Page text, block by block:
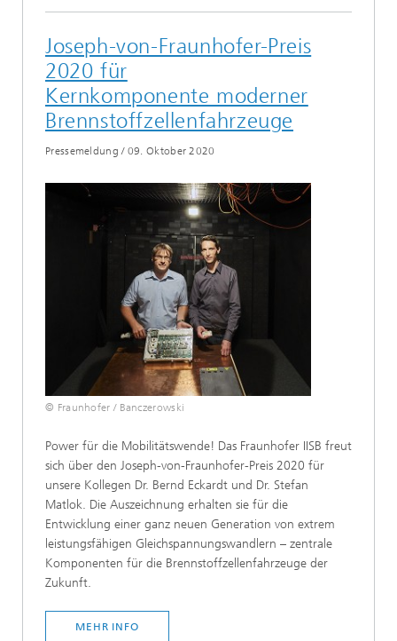
Joseph-von-Fraunhofer-Preis
2020 für
Kernkomponente moderner
Brennstoffzellenfahrzeuge
Pressemeldung / 09. Oktober 2020
© Fraunhofer / Banczerowski
Power für die Mobilitätswende! Das Fraunhofer IISB freut
sich über den Joseph-von-Fraunhofer-Preis 2020 für
unsere Kollegen Dr. Bernd Eckardt und Dr. Stefan
Matlok. Die Auszeichnung erhalten sie für die
Entwicklung einer ganz neuen Generation von extrem
leistungsfähigen Gleichspannungswandlern – zentrale
Komponenten für die Brennstoffzellenfahrzeuge der
Zukunft.
MEHR INFO